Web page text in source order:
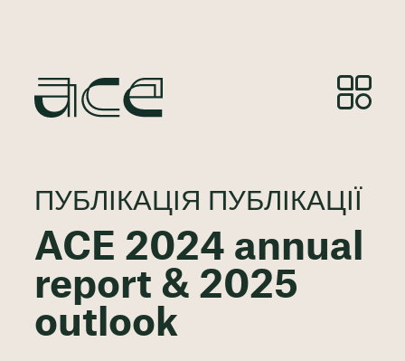
ПУБЛІКАЦІЯ ПУБЛІКАЦІЇ
ACE 2024 annual
report & 2025
outlook